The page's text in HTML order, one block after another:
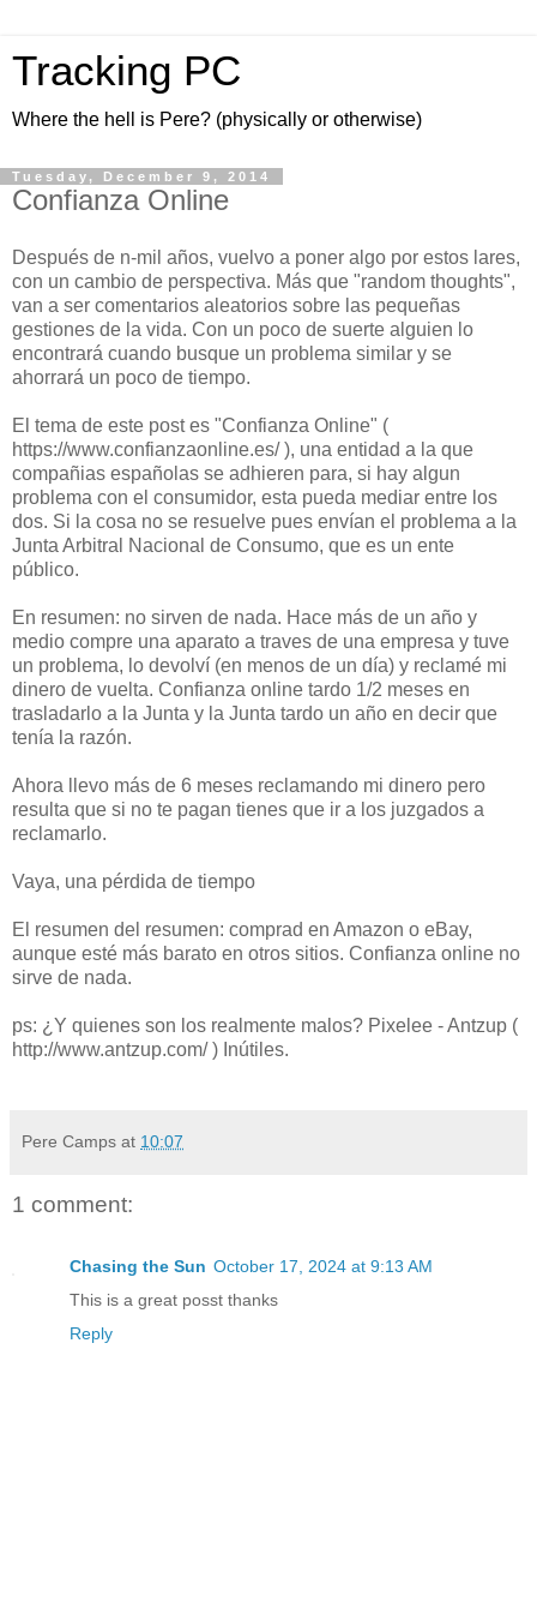
Tracking PC
Where the hell is Pere? (physically or otherwise)
Tuesday, December 9, 2014
Confianza Online
Después de n-mil años, vuelvo a poner algo por estos lares,
con un cambio de perspectiva. Más que "random thoughts",
van a ser comentarios aleatorios sobre las pequeñas
gestiones de la vida. Con un poco de suerte alguien lo
encontrará cuando busque un problema similar y se
ahorrará un poco de tiempo.
El tema de este post es "Confianza Online" (
https://www.confianzaonline.es/ ), una entidad a la que
compañias españolas se adhieren para, si hay algun
problema con el consumidor, esta pueda mediar entre los
dos. Si la cosa no se resuelve pues envían el problema a la
Junta Arbitral Nacional de Consumo, que es un ente
público.
En resumen: no sirven de nada. Hace más de un año y
medio compre una aparato a traves de una empresa y tuve
un problema, lo devolví (en menos de un día) y reclamé mi
dinero de vuelta. Confianza online tardo 1/2 meses en
trasladarlo a la Junta y la Junta tardo un año en decir que
tenía la razón.
Ahora llevo más de 6 meses reclamando mi dinero pero
resulta que si no te pagan tienes que ir a los juzgados a
reclamarlo.
Vaya, una pérdida de tiempo
El resumen del resumen: comprad en Amazon o eBay,
aunque esté más barato en otros sitios. Confianza online no
sirve de nada.
ps: ¿Y quienes son los realmente malos? Pixelee - Antzup (
http://www.antzup.com/ ) Inútiles.
Pere Camps at 10:07
1 comment:
Chasing the Sun October 17, 2024 at 9:13 AM
This is a great posst thanks
Reply